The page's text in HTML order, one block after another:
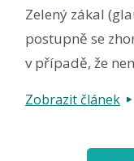
Zelený zákal
postupně se
v případě, že
Zobrazit článek